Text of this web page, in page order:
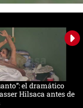
el dramático
Hilsaca antes de